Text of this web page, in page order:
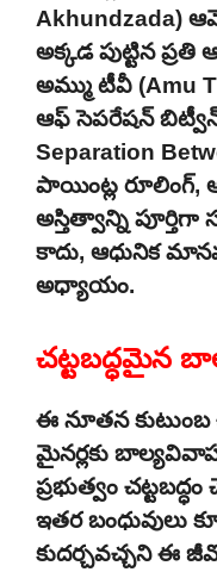
Akhundzada)
అక్కడ పుట్టిన
అమ్ము టీవీ (Amu
ఆఫ్ సెపరేషన్
Separation
పాయింట్ల
అస్తిత్వాన్ని పూర్తిగా
కాదు, ఆధునిక
అధ్యాయం.
చట్టబద్ధమైన
ఈ నూతన కుటుంబ
మైనర్లకు
ప్రభుత్వం
ఇతర బంధువులు
కుదర్చవచ్చని ఈ